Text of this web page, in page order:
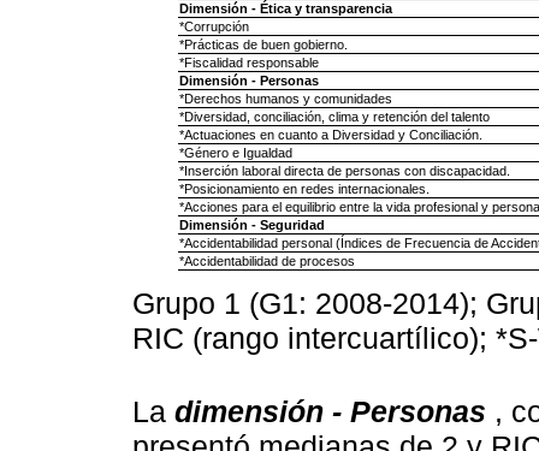
Dimensión - Ética y transparencia
*Corrupción
*Prácticas de buen gobierno.
*Fiscalidad responsable
Dimensión - Personas
*Derechos humanos y comunidades
*Diversidad, conciliación, clima y retención del talento
*Actuaciones en cuanto a Diversidad y Conciliación.
*Género e Igualdad
*Inserción laboral directa de personas con discapacidad.
*Posicionamiento en redes internacionales.
*Acciones para el equilibrio entre la vida profesional y
Dimensión - Seguridad
*Accidentabilidad personal (Índices de Frecuencia de
*Accidentabilidad de procesos
Grupo 1 (G1: 2008-2014);
RIC (rango intercuartílico);
La dimensión - Personas ,